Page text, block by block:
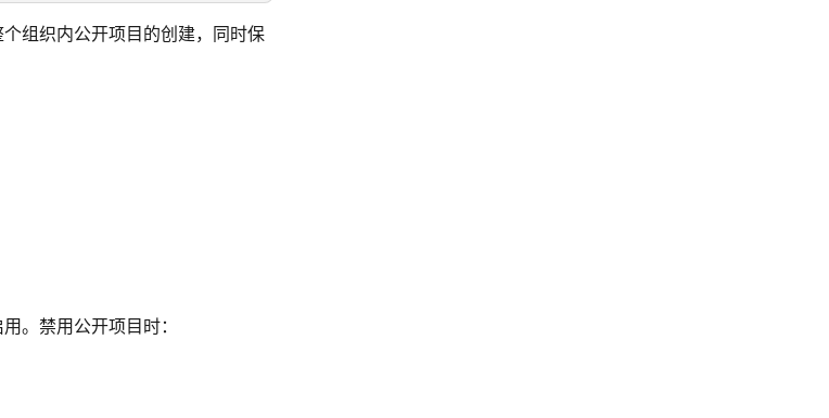
组织内公开项目的创建，同时保
。禁用公开项目时：